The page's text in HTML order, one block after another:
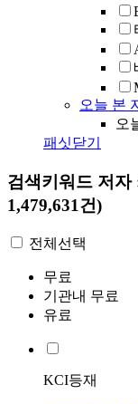
오늘 본
오
패싯닫기
검색키워드 저자
1,479,631건)
전체선택
무료
기관내 무료
유료
KCI등재